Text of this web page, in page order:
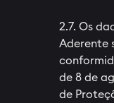
2.7. Os
Aderente
de 8 de
de